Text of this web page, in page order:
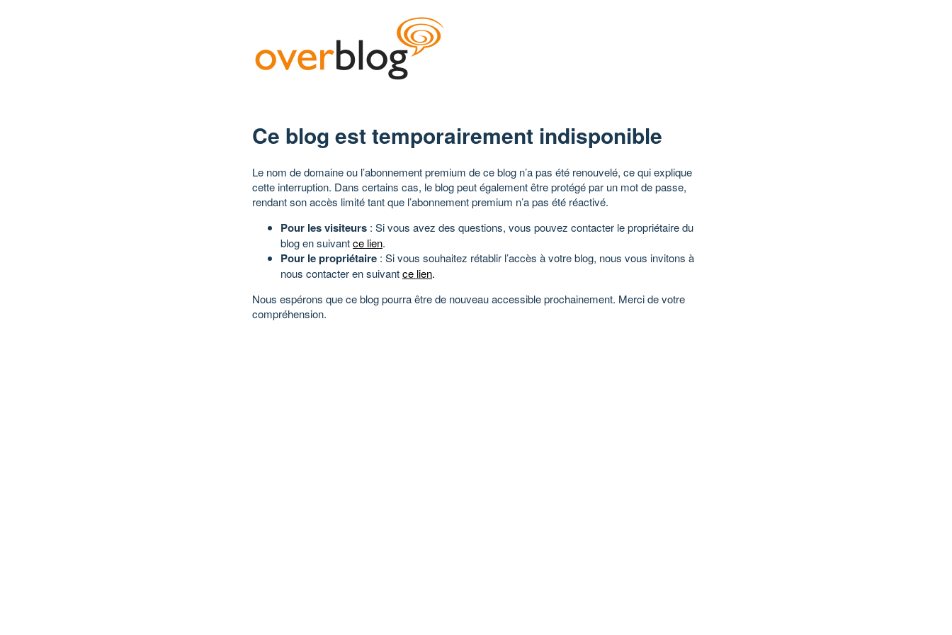
Ce blog est temporairement indisponible
Le nom de domaine ou l’abonnement premium de ce blog n’a pas été renouvelé, ce qui explique
cette interruption. Dans certains cas, le blog peut également être protégé par un mot de passe,
rendant son accès limité tant que l’abonnement premium n’a pas été réactivé.
Pour les visiteurs : Si vous avez des questions, vous pouvez contacter le propriétaire du
blog en suivantce lien.
Pour le propriétaire : Si vous souhaitez rétablir l’accès à votre blog, nous vous invitons à
nous contacter en suivantce lien.
Nous espérons que ce blog pourra être de nouveau accessible prochainement. Merci de votre
compréhension.